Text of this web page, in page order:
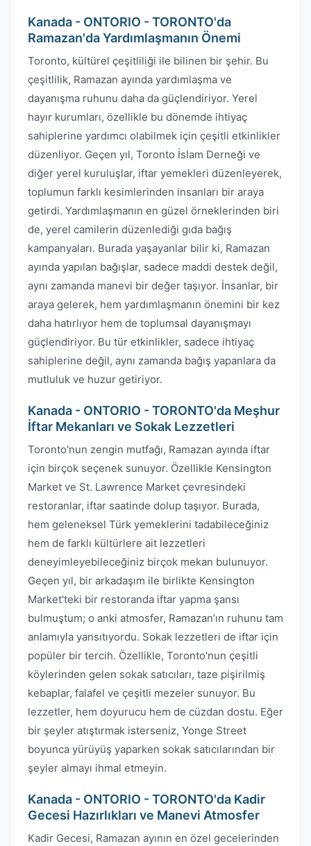
Kanada - ONTORIO - TORONTO'da
Ramazan'da Yardımlaşmanın Önemi
Toronto, kültürel çeşitliliği ile bilinen bir şehir. Bu
çeşitlilik, Ramazan ayında yardımlaşma ve
dayanışma ruhunu daha da güçlendiriyor. Yerel
hayır kurumları, özellikle bu dönemde ihtiyaç
sahiplerine yardımcı olabilmek için çeşitli etkinlikler
düzenliyor. Geçen yıl, Toronto İslam Derneği ve
diğer yerel kuruluşlar, iftar yemekleri düzenleyerek,
toplumun farklı kesimlerinden insanları bir araya
getirdi. Yardımlaşmanın en güzel örneklerinden biri
de, yerel camilerin düzenlediği gıda bağış
kampanyaları. Burada yaşayanlar bilir ki, Ramazan
ayında yapılan bağışlar, sadece maddi destek değil,
aynı zamanda manevi bir değer taşıyor. İnsanlar, bir
araya gelerek, hem yardımlaşmanın önemini bir kez
daha hatırlıyor hem de toplumsal dayanışmayı
güçlendiriyor. Bu tür etkinlikler, sadece ihtiyaç
sahiplerine değil, aynı zamanda bağış yapanlara da
mutluluk ve huzur getiriyor.
Kanada - ONTORIO - TORONTO'da Meşhur
İftar Mekanları ve Sokak Lezzetleri
Toronto'nun zengin mutfağı, Ramazan ayında iftar
için birçok seçenek sunuyor. Özellikle Kensington
Market ve St. Lawrence Market çevresindeki
restoranlar, iftar saatinde dolup taşıyor. Burada,
hem geleneksel Türk yemeklerini tadabileceğiniz
hem de farklı kültürlere ait lezzetleri
deneyimleyebileceğiniz birçok mekan bulunuyor.
Geçen yıl, bir arkadaşım ile birlikte Kensington
Market'teki bir restoranda iftar yapma şansı
bulmuştum; o anki atmosfer, Ramazan’ın ruhunu tam
anlamıyla yansıtıyordu. Sokak lezzetleri de iftar için
popüler bir tercih. Özellikle, Toronto'nun çeşitli
köylerinden gelen sokak satıcıları, taze pişirilmiş
kebaplar, falafel ve çeşitli mezeler sunuyor. Bu
lezzetler, hem doyurucu hem de cüzdan dostu. Eğer
bir şeyler atıştırmak isterseniz, Yonge Street
boyunca yürüyüş yaparken sokak satıcılarından bir
şeyler almayı ihmal etmeyin.
Kanada - ONTORIO - TORONTO'da Kadir
Gecesi Hazırlıkları ve Manevi Atmosfer
Kadir Gecesi, Ramazan ayının en özel gecelerinden